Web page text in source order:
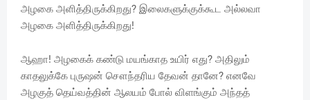
அழகை அளித்திருக்கிறது? இலைகளுக்குக்கூட அல்லவா
அழகை அளித்திருக்கிறது!
ஆஹா! அழகைக் கண்டு மயங்காத உயிர் எது? அதிலும்
காதலுக்கே புருஷன் சௌந்தரிய தேவன் தானே? எனவே
அழகுத் தெய்வத்தின் ஆலயம் போல் விளங்கும் அந்தத்